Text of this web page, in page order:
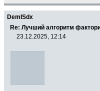
DemISdx
Re: Лучший алгоритм
23.12.2025, 12:14